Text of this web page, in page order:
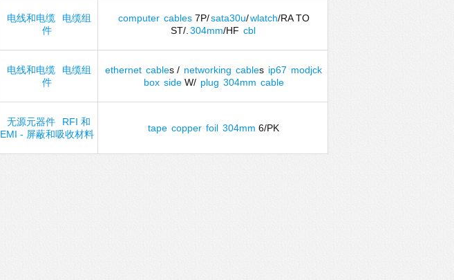
电线和电缆
电缆组
件
computer cables7P/sata30u/wlatch/RA TO
ST/. 304mm/HF cbl
电线和电缆
电缆组
件
ethernet cables / networking cables ip67 modjck
box sideW/ plug 304mm cable
无源元器件
RFI 和
EMI - 屏蔽和吸收材料
tape copper foil 304mm 6/PK